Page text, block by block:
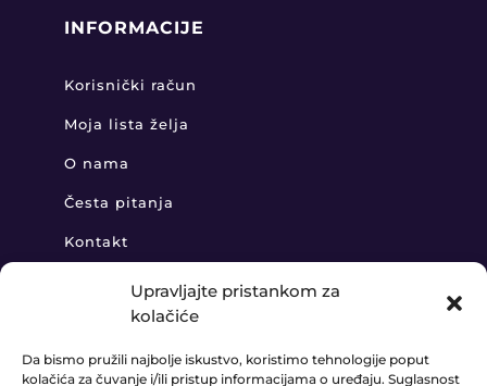
Upravljajte pristankom za
kolačiće
Da bismo pružili najbolje iskustvo, koristimo tehnologije poput
kolačića za čuvanje i/ili pristup informacijama o uređaju. Suglasnost
INFORMACIJE
Korisnički račun
Moja lista želja
O nama
Česta pitanja
Kontakt